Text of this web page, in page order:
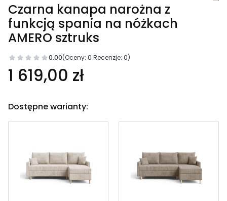
Czarna kanapa narożna z
funkcją spania na nóżkach
AMERO sztruks
0.00(Oceny: 0 Recenzje: 0)
1 619,00 zł
Dostępne warianty: